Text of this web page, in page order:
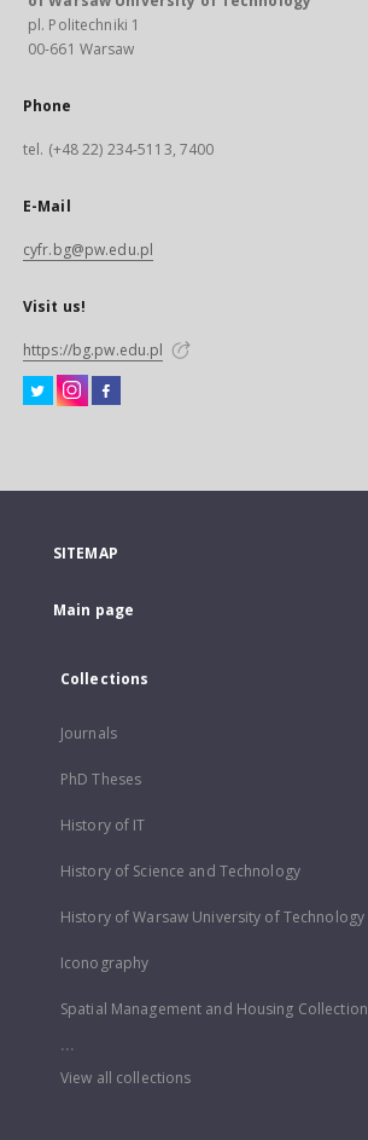
pl. Politechniki 1
00-661 Warsaw
Phone
tel. (+48 22) 234-5113, 7400
E-Mail
cyfr.bg@pw.edu.pl
Visit us!
https://bg.pw.edu.pl
SITEMAP
Main page
Collections
Journals
PhD Theses
History of IT
History of Science and Technology
History of Warsaw University of Technology
Iconography
Spatial Management and Housing Collection
...
View all collections